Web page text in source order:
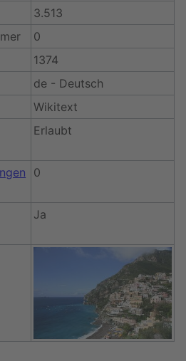
3.513
0
1374
de - Deutsch
Wikitext
Erlaubt
0
Ja